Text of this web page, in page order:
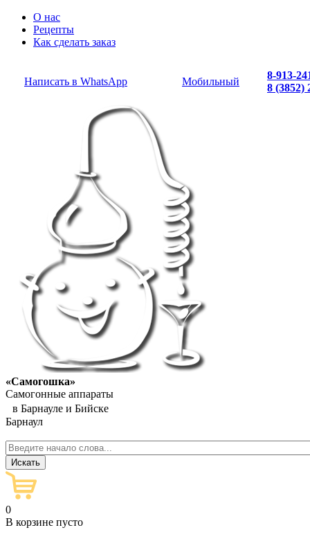
О нас
Рецепты
Как сделать заказ
Написать в WhatsApp Мобильный
8-913-
8 (3852)
«Самогошка»
Самогонные аппараты
в Барнауле и Бийске
Барнаул
0
В корзине пусто